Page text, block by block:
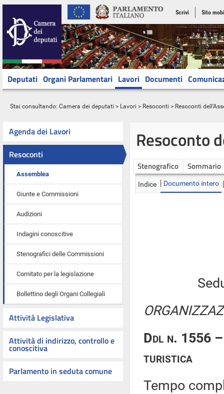
Scrivi Sito
Deputati Organi Parlamentari Lavori Documenti
Stai consultando: Camera dei deputati > Lavori > Resoconti > Resoconti
Agenda dei Lavori
Resoconti
Assemblea
Giunte e Commissioni
Audizioni
Indagini conoscitive
Stenografici delle Commissioni
Comitato per la legislazione
Bollettino degli Organi Collegiali
Attività Legislativa
Attività di indirizzo, controllo e
conoscitiva
Parlamento in seduta comune
Resoconto
Stenografico Sommario
Indice Documento intero
Ddl n. 1556 –
turistica
Tempo